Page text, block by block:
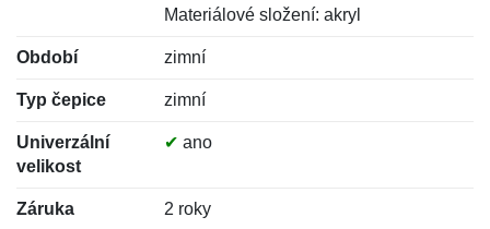
Materiálové složení: akryl
Období zimní
Typ čepice zimní
Univerzální
velikost
✔ ano
Záruka 2 roky